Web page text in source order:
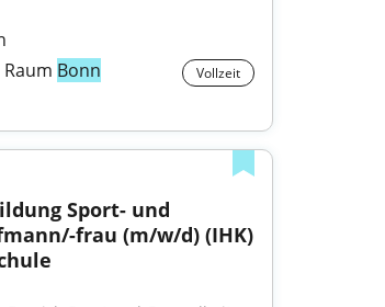
Bonn Vollzeit
frau (m/w/d) (IHK)